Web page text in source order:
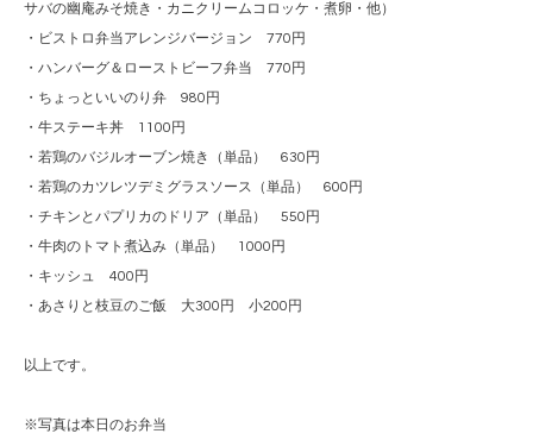
サバの幽庵みそ焼き・カニクリームコロッケ・煮卵・他）
・ビストロ弁当アレンジバージョン 770円
・ハンバーグ＆ローストビーフ弁当 770円
・ちょっといいのり弁 980円
・牛ステーキ丼 1100円
・若鶏のバジルオーブン焼き（単品） 630円
・若鶏のカツレツデミグラスソース（単品） 600円
・チキンとパプリカのドリア（単品） 550円
・牛肉のトマト煮込み（単品） 1000円
・キッシュ 400円
・あさりと枝豆のご飯 大300円 小200円
以上です。
※写真は本日のお弁当